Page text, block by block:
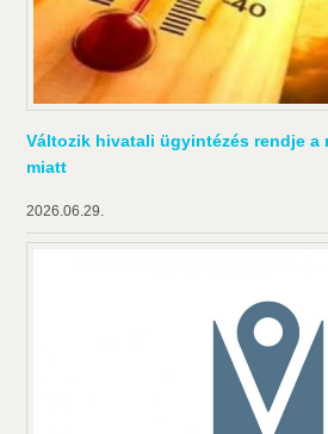
Változik hivatali ügyintézés rendje
miatt
2026.06.29.